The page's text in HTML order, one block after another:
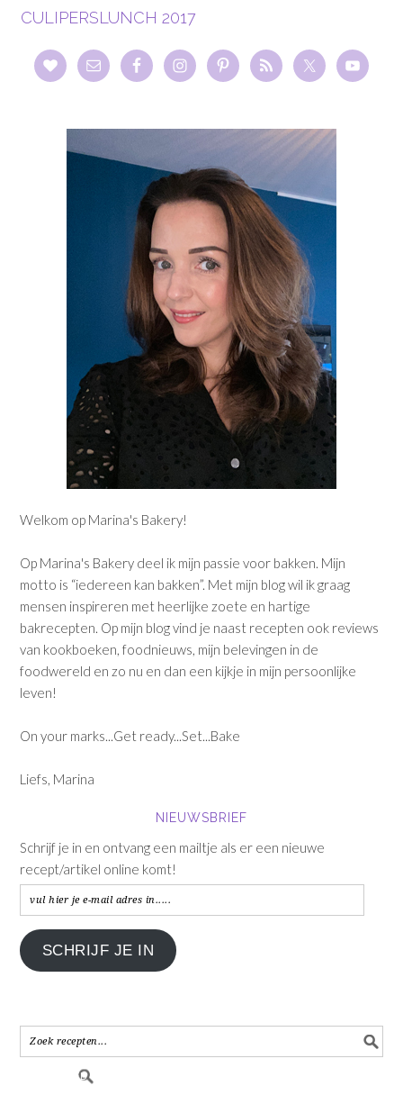
CULIPERSLUNCH 2017
Welkom op Marina's Bakery!
Op Marina's Bakery deel ik mijn passie voor bakken. Mijn
motto is “iedereen kan bakken”. Met mijn blog wil ik graag
mensen inspireren met heerlijke zoete en hartige
bakrecepten. Op mijn blog vind je naast recepten ook reviews
van kookboeken, foodnieuws, mijn belevingen in de
foodwereld en zo nu en dan een kijkje in mijn persoonlijke
leven!
On your marks...Get ready...Set...Bake
Liefs, Marina
NIEUWSBRIEF
Schrijf je in en ontvang een mailtje als er een nieuwe
recept/artikel online komt!
vul
hier
je
e-
in.....
SCHRIJF JE IN